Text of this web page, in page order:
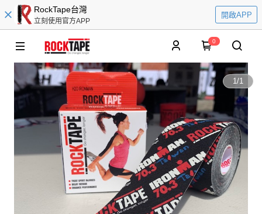
RockTape台灣
立刻使用官方APP
開啟APP
0
1/1